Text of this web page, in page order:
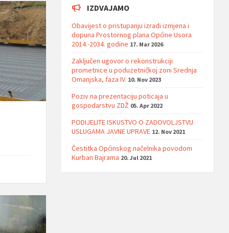
IZDVAJAMO
Obavijest o pristupanju izradi izmjena i
dopuna Prostornog plana Općine Usora
2014.-2034. godine 17. Mar 2026
Zaključen ugovor o rekonstrukciji
prometnice u poduzetničkoj zoni Srednja
Omanjska, faza IV. 10. Nov 2023
Poziv na prezentaciju poticaja u
gospodarstvu ZDŽ 05. Apr 2022
PODIJELITE ISKUSTVO O ZADOVOLJSTVU
USLUGAMA JAVNE UPRAVE 12. Nov 2021
Čestitka Općinskog načelnika povodom
Kurban Bajrama 20. Jul 2021